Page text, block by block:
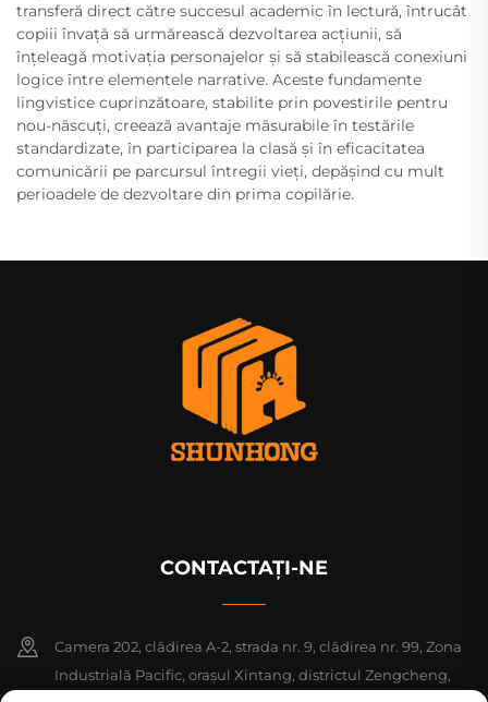
transferă direct către succesul academic în lectură, întrucât
copiii învață să urmărească dezvoltarea acțiunii, să
înțeleagă motivația personajelor și să stabilească conexiuni
logice între elementele narrative. Aceste fundamente
lingvistice cuprinzătoare, stabilite prin povestirile pentru
nou-născuți, creează avantaje măsurabile în testările
standardizate, în participarea la clasă și în eficacitatea
comunicării pe parcursul întregii vieți, depășind cu mult
perioadele de dezvoltare din prima copilărie.
CONTACTAȚI-NE
Camera 202, clădirea A-2, strada nr. 9, clădirea nr. 99, Zona
Industrială Pacific, orașul Xintang, districtul Zengcheng,